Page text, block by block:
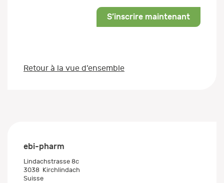
S’inscrire maintenant
Retour à la vue d’ensemble
ebi-pharm
Lindachstrasse 8c
3038 Kirchlindach
Suisse